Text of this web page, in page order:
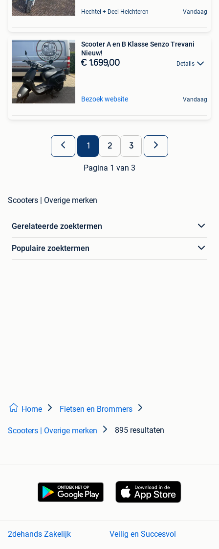
Hechtel + Deel Helchteren Vandaag
Scooter A en B Klasse Senzo Trevani
Nieuw!
€ 1.699,00 Details
Bezoek website Vandaag
1 2 3
Pagina 1 van 3
Scooters | Overige merken
Gerelateerde zoektermen
Populaire zoektermen
Home Fietsen en Brommers
Scooters | Overige merken 895 resultaten
2dehands Zakelijk
Veilig en Succesvol